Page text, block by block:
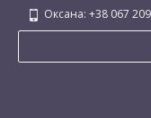
Оксана: +38 067